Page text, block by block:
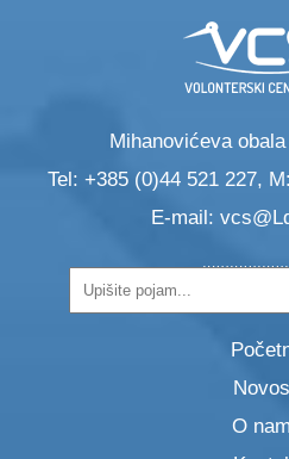
Mihanovićeva
Tel: +385 (0)44 521 227,
E-mail:
O